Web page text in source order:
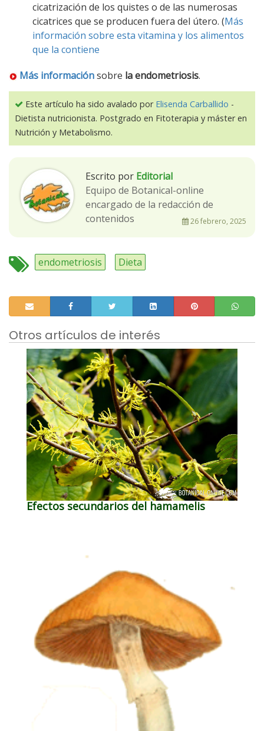
cicatrización de los quistes o de las numerosas
cicatrices que se producen fuera del útero. (Más
información sobre esta vitamina y los alimentos
que la contiene
Más informaciónsobre la endometriosis.
Este artículo ha sido avalado por Elisenda Carballido -
Dietista nutricionista. Postgrado en Fitoterapia y máster en
Nutrición y Metabolismo.
Escrito por Editorial
Equipo de Botanical-online
encargado de la redacción de
contenidos
26 febrero, 2025
endometriosis Dieta
Otros artículos de interés
Efectos secundarios del hamamelis